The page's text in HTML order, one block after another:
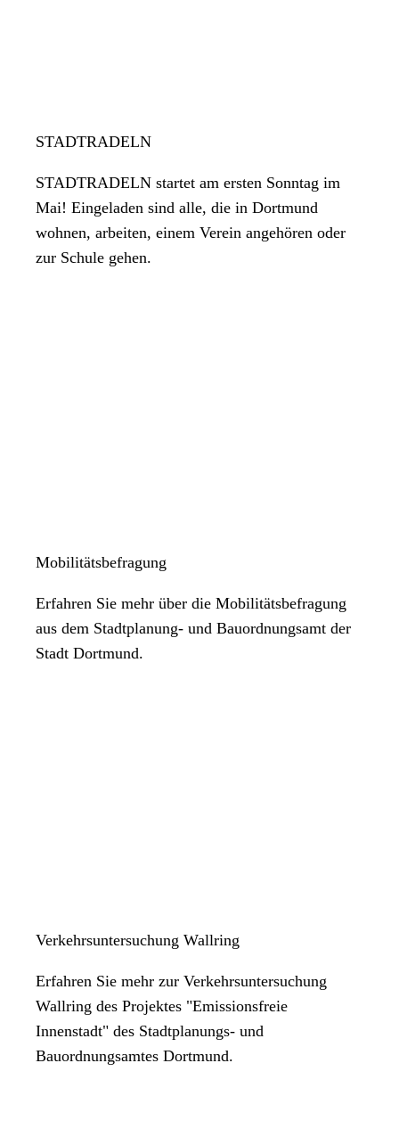
STADTRADELN
STADTRADELN startet am ersten Sonntag im
Mai! Eingeladen sind alle, die in Dortmund
wohnen, arbeiten, einem Verein angehören oder
zur Schule gehen.
Mobilitätsbefragung
Erfahren Sie mehr über die Mobilitätsbefragung
aus dem Stadtplanung- und Bauordnungsamt der
Stadt Dortmund.
Verkehrsuntersuchung Wallring
Erfahren Sie mehr zur Verkehrsuntersuchung
Wallring des Projektes "Emissionsfreie
Innenstadt" des Stadtplanungs- und
Bauordnungsamtes Dortmund.